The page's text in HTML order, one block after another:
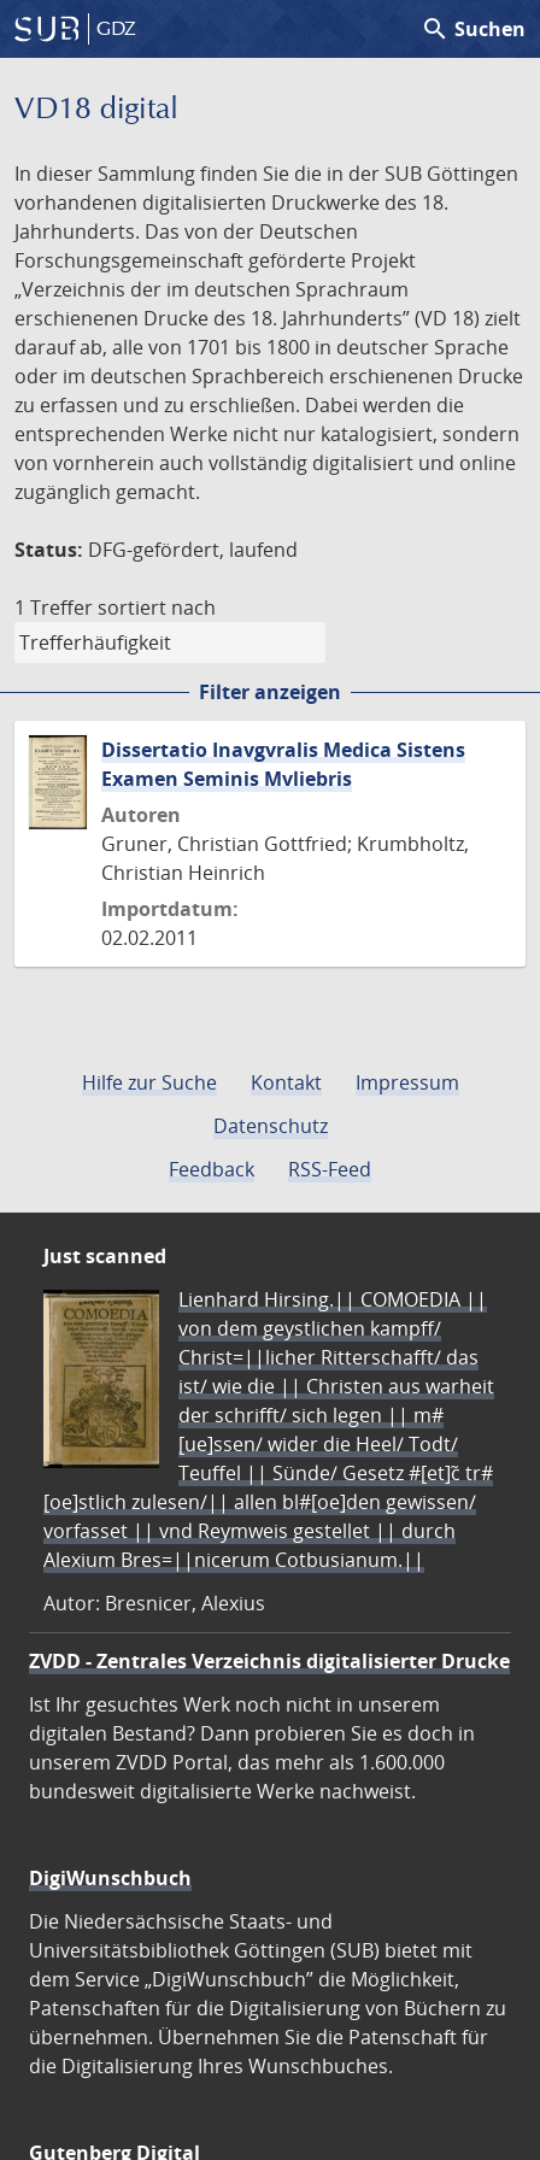
GDZ search Suchen
VD18 digital
In dieser Sammlung finden Sie die in der SUB Göttingen
vorhandenen digitalisierten Druckwerke des 18.
Jahrhunderts. Das von der Deutschen
Forschungsgemeinschaft geförderte Projekt
„Verzeichnis der im deutschen Sprachraum
erschienenen Drucke des 18. Jahrhunderts” (VD 18) zielt
darauf ab, alle von 1701 bis 1800 in deutscher Sprache
oder im deutschen Sprachbereich erschienenen Drucke
zu erfassen und zu erschließen. Dabei werden die
entsprechenden Werke nicht nur katalogisiert, sondern
von vornherein auch vollständig digitalisiert und online
zugänglich gemacht.
Status: DFG-gefördert, laufend
1 Treffer sortiert nach
Filter anzeigen
Dissertatio Inavgvralis Medica Sistens
Examen Seminis Mvliebris
Autoren
Gruner, Christian Gottfried; Krumbholtz,
Christian Heinrich
Importdatum:
02.02.2011
Hilfe zur Suche Kontakt
Impressum
Datenschutz
Feedback
RSS-Feed
Just scanned
Lienhard Hirsing.|| COMOEDIA ||
von dem geystlichen kampff/
Christ=||licher Ritterschafft/ das
ist/ wie die || Christen aus warheit
der schrifft/ sich legen || m#
[ue]ssen/ wider die Heel/ Todt/
Teuffel || Sünde/ Gesetz #[et]c̃ tr#
[oe]stlich zulesen/|| allen bl#[oe]den gewissen/
vorfasset || vnd Reymweis gestellet || durch
Alexium Bres=||nicerum Cotbusianum.||
Autor: Bresnicer, Alexius
ZVDD - Zentrales Verzeichnis digitalisierter Drucke
Ist Ihr gesuchtes Werk noch nicht in unserem
digitalen Bestand? Dann probieren Sie es doch in
unserem ZVDD Portal, das mehr als 1.600.000
bundesweit digitalisierte Werke nachweist.
DigiWunschbuch
Die Niedersächsische Staats- und
Universitätsbibliothek Göttingen (SUB) bietet mit
dem Service „DigiWunschbuch” die Möglichkeit,
Patenschaften für die Digitalisierung von Büchern zu
übernehmen. Übernehmen Sie die Patenschaft für
die Digitalisierung Ihres Wunschbuches.
Gutenberg Digital